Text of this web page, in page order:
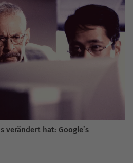
verändert hat: Google’s